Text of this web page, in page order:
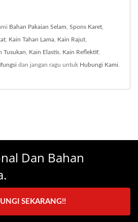
Bahan Pakaian Selam Spons Karet
Kain Tahan Lama Kain Rajut
Tusukan Kain Elastis Kain Reflektif
dan jangan ragu untuk Hubungi Kami
Dan Bahan
SEKARANG!!